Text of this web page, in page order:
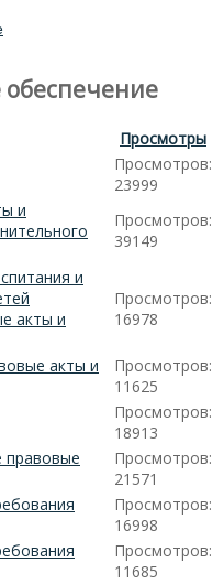
Просмотры
Просмотров:
23999
и
Просмотров:
39149
и
акты и
Просмотров:
16978
акты и
Просмотров:
11625
Просмотров:
18913
Просмотров:
21571
Просмотров:
16998
Просмотров:
11685